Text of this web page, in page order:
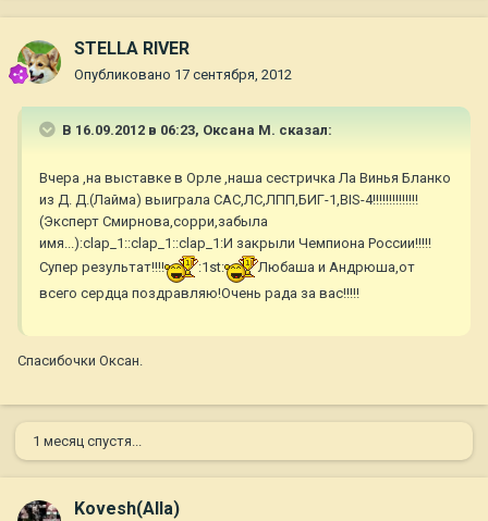
STELLA RIVER
Опубликовано 17 сентября, 2012
В 16.09.2012 в 06:23, Оксана М. сказал:
Вчера ,на выставке в Орле ,наша сестричка Ла Винья Бланко
из Д. Д.(Лайма) выиграла САС,ЛС,ЛПП,БИГ-1,BIS-4!!!!!!!!!!!!!!
(Эксперт Смирнова,сорри,забыла
имя...):clap_1::clap_1::clap_1:И закрыли Чемпиона России!!!!!
Супер результат!!!!
:1st:
Любаша и Андрюша,от
всего сердца поздравляю!Очень рада за вас!!!!!
Спасибочки Оксан.
1 месяц спустя...
Kovesh(Alla)